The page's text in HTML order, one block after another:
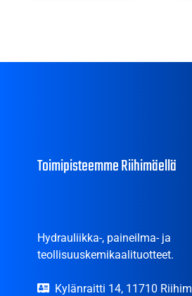
Toimipisteemme Riihimäellä
Hydrauliikka-, paineilma- ja
teollisuuskemikaalituotteet.
Kylänraitti 14, 11710